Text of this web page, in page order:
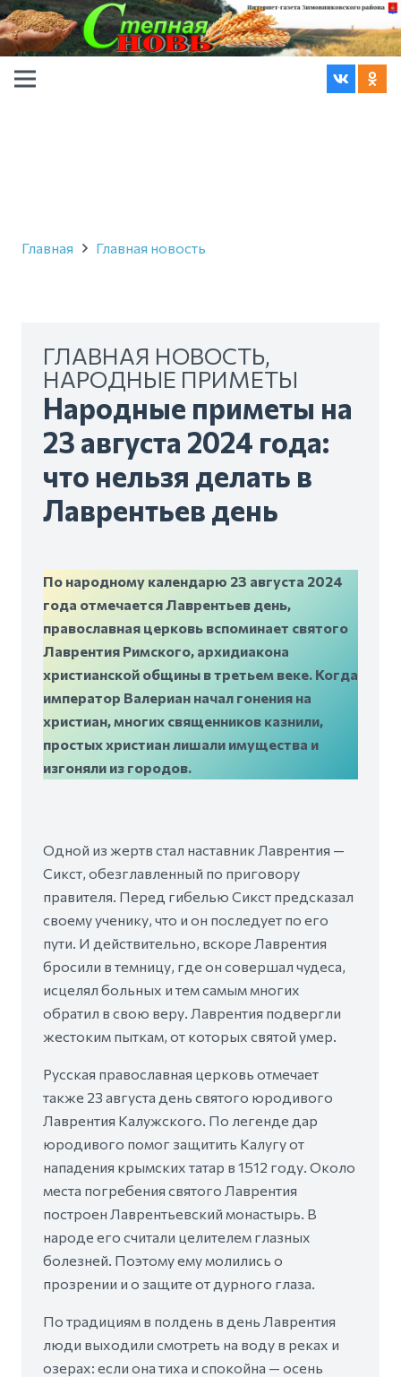
Главная Главная новость
ГЛАВНАЯ НОВОСТЬ,
НАРОДНЫЕ ПРИМЕТЫ
Народные приметы на
23 августа 2024 года:
что нельзя делать в
Лаврентьев день
По народному календарю 23 августа 2024
года отмечается Лаврентьев день,
православная церковь вспоминает святого
Лаврентия Римского, архидиакона
христианской общины в третьем веке. Когда
император Валериан начал гонения на
христиан, многих священников казнили,
простых христиан лишали имущества и
изгоняли из городов.
Одной из жертв стал наставник Лаврентия —
Сикст, обезглавленный по приговору
правителя. Перед гибелью Сикст предсказал
своему ученику, что и он последует по его
пути. И действительно, вскоре Лаврентия
бросили в темницу, где он совершал чудеса,
исцелял больных и тем самым многих
обратил в свою веру. Лаврентия подвергли
жестоким пыткам, от которых святой умер.
Русская православная церковь отмечает
также 23 августа день святого юродивого
Лаврентия Калужского. По легенде дар
юродивого помог защитить Калугу от
нападения крымских татар в 1512 году. Около
места погребения святого Лаврентия
построен Лаврентьевский монастырь. В
народе его считали целителем глазных
болезней. Поэтому ему молились о
прозрении и о защите от дурного глаза.
По традициям в полдень в день Лаврентия
люди выходили смотреть на воду в реках и
озерах: если она тиха и спокойна — осень